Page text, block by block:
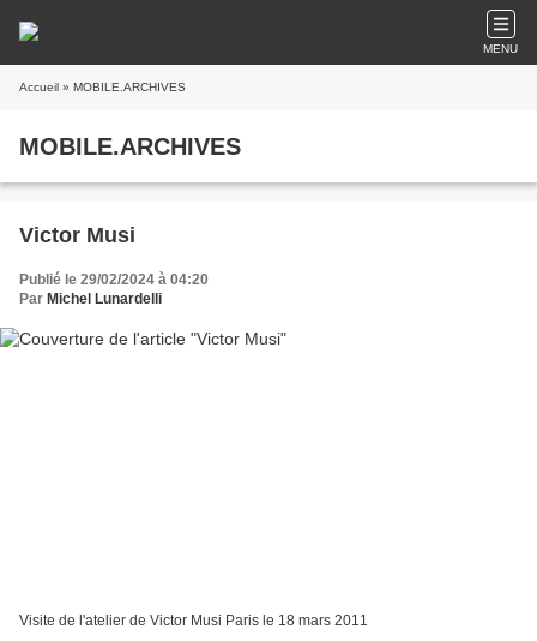
MENU
Accueil » MOBILE.ARCHIVES
MOBILE.ARCHIVES
Victor Musi
Publié le 29/02/2024 à 04:20
Par Michel Lunardelli
Visite de l'atelier de Victor Musi Paris le 18 mars 2011